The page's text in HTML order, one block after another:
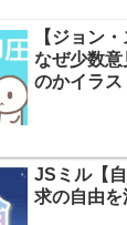
【ジョン
なぜ少数
のかイラ
JSミル【
求の自由を